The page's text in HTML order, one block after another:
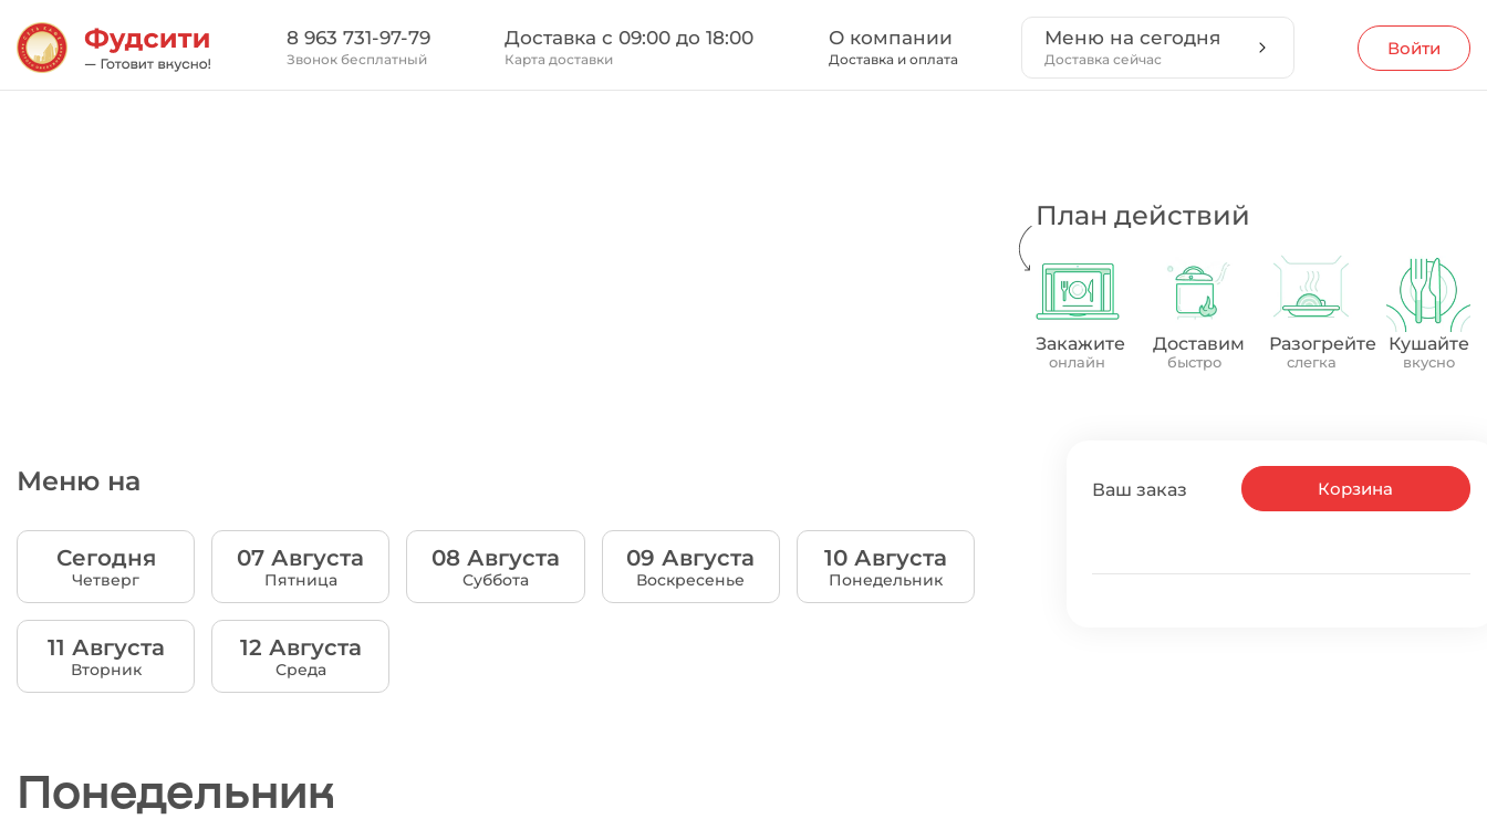
8 963 731-97-79
Звонок бесплатный
Доставка c 09:00 до 18:00
Карта доставки
О компании
Доставка и оплата
Меню на сегодня
Доставка сейчас
Войти
План действий
Закажите
онлайн
Доставим
быстро
Разогрейте
слегка
Кушайте
вкусно
Меню на
Сегодня
Четверг
07 Августа
Пятница
08 Августа
Суббота
09 Августа
Воскресенье
10 Августа
Понедельник
11 Августа
Вторник
12 Августа
Среда
Понедельник
Корзина
Ваш заказ